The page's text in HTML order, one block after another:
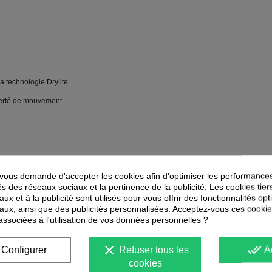
technologie Drylite.
de mouvement
ÉGALEMENT VOUS INTÉRESSER
-40% PROMOTION
-40 %
demande d'accepter les cookies afin d'optimiser les
des réseaux sociaux et la pertinence de la publicité. Les cookies
et à la publicité sont utilisés pour vous offrir des fonctionnalités
ainsi que des publicités personnalisées. Acceptez-vous ces
à l'utilisation de vos données personnelles ?
done_all
clear Refuser tous les
cookies
Configurer